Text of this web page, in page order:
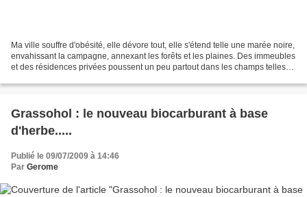
Ma ville souffre d'obésité, elle dévore tout, elle s'étend telle une marée noire,
envahissant la campagne, annexant les forêts et les plaines. Des immeubles
et des résidences privées poussent un peu partout dans les champs telles
Grassohol : le nouveau biocarburant à base
d'herbe.....
Publié le 09/07/2009 à 14:46
Par Gerome